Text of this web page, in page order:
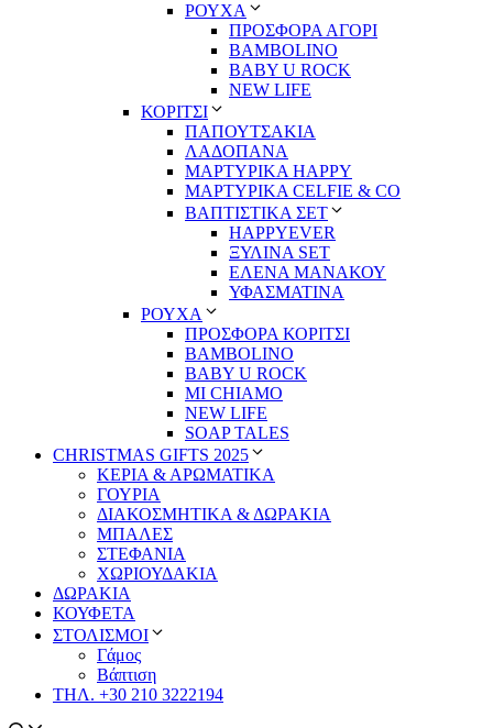
ΡΟΥΧΑ
ΠΡΟΣΦΟΡΑ ΑΓΟΡΙ
BAMBOLINO
BABY U ROCK
NEW LIFE
ΚΟΡΙΤΣΙ
ΠΑΠΟΥΤΣΑΚΙΑ
ΛΑΔΟΠΑΝΑ
ΜΑΡΤΥΡΙΚΑ HAPPY
ΜΑΡΤΥΡΙΚΑ CELFIE & CO
ΒΑΠΤΙΣΤΙΚΑ ΣΕΤ
HAPPYEVER
ΞΥΛΙΝΑ SET
ΕΛΕΝΑ ΜΑΝΑΚΟΥ
ΥΦΑΣΜΑΤΙΝΑ
ΡΟΥΧΑ
ΠΡΟΣΦΟΡΑ ΚΟΡΙΤΣΙ
BAMBOLINO
BABY U ROCK
MI CHIAMO
NEW LIFE
SOAP TALES
CHRISTMAS GIFTS 2025
ΚΕΡΙΑ & ΑΡΩΜΑΤΙΚΑ
ΓΟΥΡΙΑ
ΔΙΑΚΟΣΜΗΤΙΚΑ & ΔΩΡΑΚΙΑ
ΜΠΑΛΕΣ
ΣΤΕΦΑΝΙΑ
ΧΩΡΙΟΥΔΑΚΙΑ
ΔΩΡΑΚΙΑ
ΚΟΥΦΕΤΑ
ΣΤΟΛΙΣΜΟΙ
Γάμος
Βάπτιση
ΤΗΛ. +30 210 3222194